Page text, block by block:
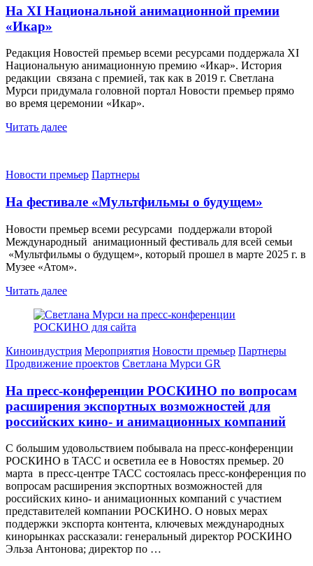
На XI Национальной анимационной премии
«Икар»
Редакция Новостей премьер всеми ресурсами поддержала XI
Национальную анимационную премию «Икар». История
редакции связана с премией, так как в 2019 г. Светлана
Мурси придумала головной портал Новости премьер прямо
во время церемонии «Икар».
Читать далее
Новости премьер Партнеры
На фестивале «Мультфильмы о будущем»
Новости премьер всеми ресурсами поддержали второй
Международный анимационный фестиваль для всей семьи
«Мультфильмы о будущем», который прошел в марте 2025 г. в
Музее «Атом».
Читать далее
Киноиндустрия Мероприятия Новости премьер Партнеры
Продвижение проектов Светлана Мурси GR
На пресс-конференции РОСКИНО по вопросам
расширения экспортных возможностей для
российских кино- и анимационных компаний
С большим удовольствием побывала на пресс-конференции
РОСКИНО в ТАСС и осветила ее в Новостях премьер. 20
марта в пресс-центре ТАСС состоялась пресс-конференция по
вопросам расширения экспортных возможностей для
российских кино- и анимационных компаний с участием
представителей компании РОСКИНО. О новых мерах
поддержки экспорта контента, ключевых международных
кинорынках рассказали: генеральный директор РОСКИНО
Эльза Антонова; директор по …